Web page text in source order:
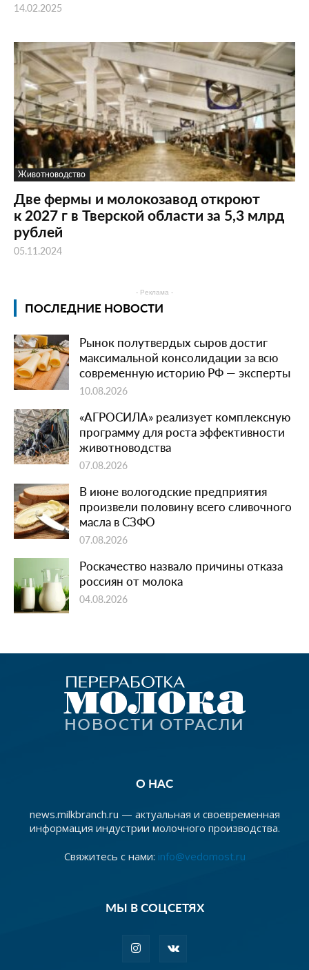
14.02.2025
Животноводство
Две фермы и молокозавод откроют
к 2027 г в Тверской области за 5,3 млрд
рублей
05.11.2024
- Реклама -
ПОСЛЕДНИЕ НОВОСТИ
Рынок полутвердых сыров достиг
максимальной консолидации за всю
современную историю РФ — эксперты
10.08.2026
«АГРОСИЛА» реализует комплексную
программу для роста эффективности
животноводства
07.08.2026
В июне вологодские предприятия
произвели половину всего сливочного
масла в СЗФО
07.08.2026
Роскачество назвало причины отказа
россиян от молока
04.08.2026
О НАС
news.milkbranch.ru — актуальная и своевременная
информация индустрии молочного производства.
Свяжитесь с нами: info@vedomost.ru
МЫ В СОЦСЕТЯХ